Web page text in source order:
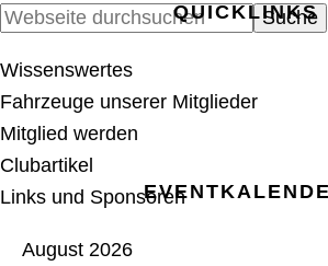
SEITENSPALTE
Webseite
QUICKLINKS
Wissenswertes
Fahrzeuge unserer Mitglieder
Mitglied werden
Clubartikel
Links und Sponsoren
August 2026